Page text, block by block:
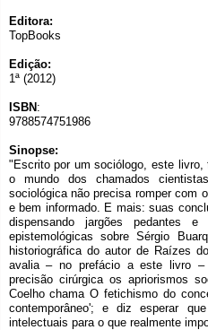
Editora:
TopBooks
Edição:
1ª (2012)
ISBN :
9788574751986
Sinopse:
"Escrito por um sociólogo, este
o mundo dos chamados
sociológica não precisa romper com
e bem informado. E mais: suas
dispensando jargões pedantes
epistemológicas sobre Sérgio
historiográfica do autor de Raízes
avalia – no prefácio a este livro –
precisão cirúrgica os apriorismos
Coelho chama O fetichismo do
contemporâneo'; e diz esperar
intelectuais para o que realmente